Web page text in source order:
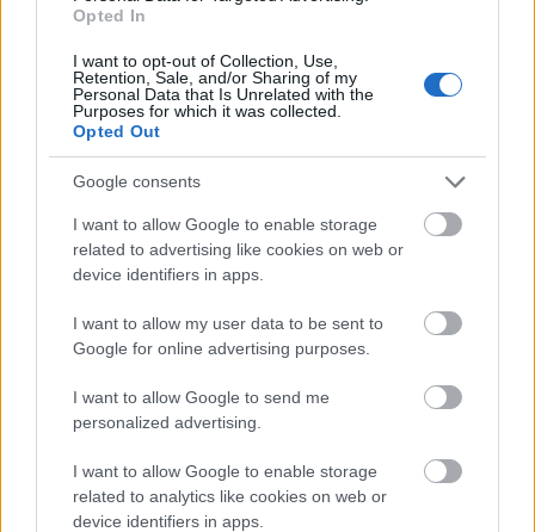
Opted In
I want to opt-out of Collection, Use,
Retention, Sale, and/or Sharing of my
Personal Data that Is Unrelated with the
Purposes for which it was collected.
Opted Out
Google consents
I want to allow Google to enable storage
related to advertising like cookies on web or
device identifiers in apps.
I want to allow my user data to be sent to
Google for online advertising purposes.
I want to allow Google to send me
personalized advertising.
I want to allow Google to enable storage
related to analytics like cookies on web or
device identifiers in apps.
πισίνα στην Πάρο, ανείπωτη τραγωδία
Μπαράζ συλλήψεων για ναρκωτικά σε Κέρκυρα
και Λευκάδα
Στον Αστακό ολοκληρώνεται το Ράλι Ιονίου
Το ναυάγιο των 83 χρόνων: Εντοπίστηκε στο
Ιόνιο η γερμανική τορπιλάκατος LS 6 του 1943
Τεράστια αρκούδα σχεδόν 300 κιλά βρέθηκε
νεκρή στην Καστοριά
Τρομερό τροχαίο με γουρούνα στον δρόμο
Μυρτιάς-Αγίου Ηλία, ΦΩΤΟ
Η Εθνική Παίδων μπροστά για μεγάλο διάστημα,
αλλά ηττήθηκε από το Ισράηλ
«Ήθελα να είναι ο φίλαθλος που θα έχει
εισιτήριο διαρκείας στον ΟΦΗ από την κοιλιά